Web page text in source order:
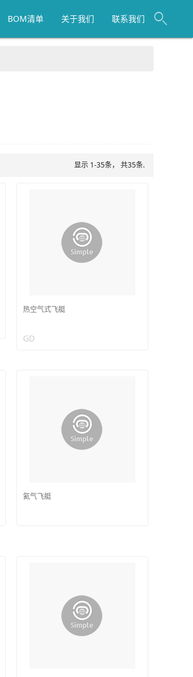
BOM清单 关于我们 联系我们
显示 1-35条， 共35条.
热空气式飞艇
GD
氦气飞艇